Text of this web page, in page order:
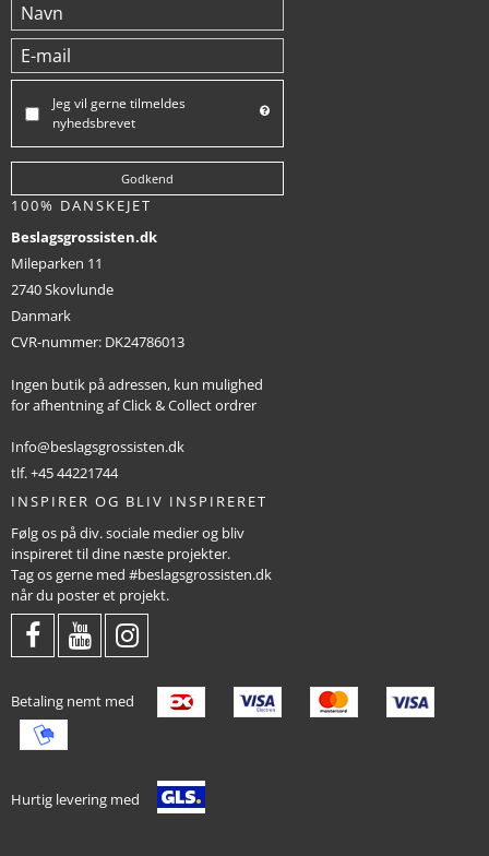
Jeg vil gerne tilmeldes
nyhedsbrevet
Godkend
100% DANSKEJET
Beslagsgrossisten.dk
Mileparken 11
2740 Skovlunde
Danmark
CVR-nummer: DK24786013
Ingen butik på adressen, kun mulighed
for afhentning af Click & Collect ordrer
Info@beslagsgrossisten.dk
tlf. +45 44221744
INSPIRER OG BLIV INSPIRERET
Følg os på div. sociale medier og bliv
inspireret til dine næste projekter.
Tag os gerne med #beslagsgrossisten.dk
når du poster et projekt.
Betaling nemt med
Hurtig levering med